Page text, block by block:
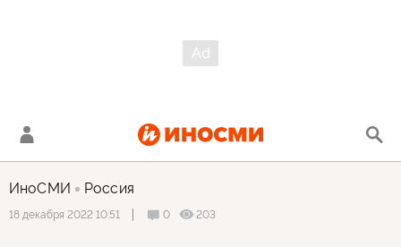
ИноСМИ Россия
18 декабря 2022 10:51 0 203